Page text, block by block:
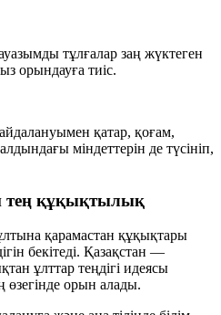
тұлғалар заң жүктеген
орындауға тиіс.
қатар, қоғам,
міндеттерін де түсініп,
тең құқықтылық
қарамастан құқықтары
бекітеді. Қазақстан —
ұлттар теңдігі идеясы
орын алады.